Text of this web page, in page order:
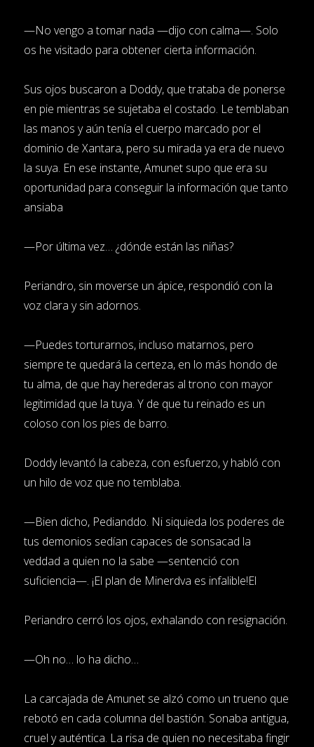
—No vengo a tomar nada —dijo con calma—. Solo
os he visitado para obtener cierta información.
Sus ojos buscaron a Doddy, que trataba de ponerse
en pie mientras se sujetaba el costado. Le temblaban
las manos y aún tenía el cuerpo marcado por el
dominio de Xantara, pero su mirada ya era de nuevo
la suya. En ese instante, Amunet supo que era su
oportunidad para conseguir la información que tanto
ansiaba
—Por última vez… ¿dónde están las niñas?
Periandro, sin moverse un ápice, respondió con la
voz clara y sin adornos.
—Puedes torturarnos, incluso matarnos, pero
siempre te quedará la certeza, en lo más hondo de
tu alma, de que hay herederas al trono con mayor
legitimidad que la tuya. Y de que tu reinado es un
coloso con los pies de barro.
Doddy levantó la cabeza, con esfuerzo, y habló con
un hilo de voz que no temblaba.
—Bien dicho, Pedianddo. Ni siquieda los poderes de
tus demonios sedían capaces de sonsacad la
veddad a quien no la sabe —sentenció con
suficiencia—. ¡El plan de Minerdva es infalible!El
Periandro cerró los ojos, exhalando con resignación.
—Oh no… lo ha dicho…
La carcajada de Amunet se alzó como un trueno que
rebotó en cada columna del bastión. Sonaba antigua,
cruel y auténtica. La risa de quien no necesitaba fingir